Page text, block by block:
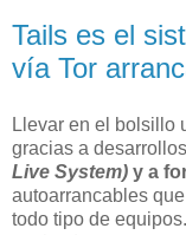
Tails es el
vía Tor
Llevar en el bolsillo
gracias a
Live System) y a
autoarrancables
todo tipo de